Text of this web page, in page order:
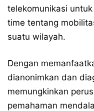
telekomunikasi
time tentang
suatu wilayah.
Dengan
dianonimkan dan
memungkinkan
pemahaman